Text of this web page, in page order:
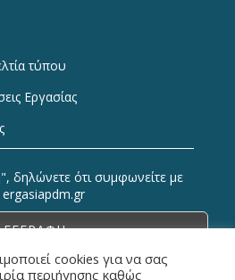
τύπου
Εργασίας
δηλώνετε ότι συμφωνείτε με
cookies για να σας
περιήγησης καθώς